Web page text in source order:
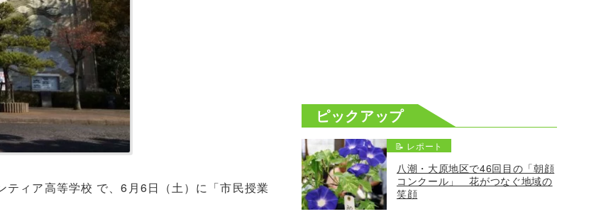
ィア高等学校 で、6月6日（土）に「市民授業
ピックアップ
📝 レポート
八潮・大原地区で46回目の「朝顔
コンクール」 花がつなぐ地域の
笑顔